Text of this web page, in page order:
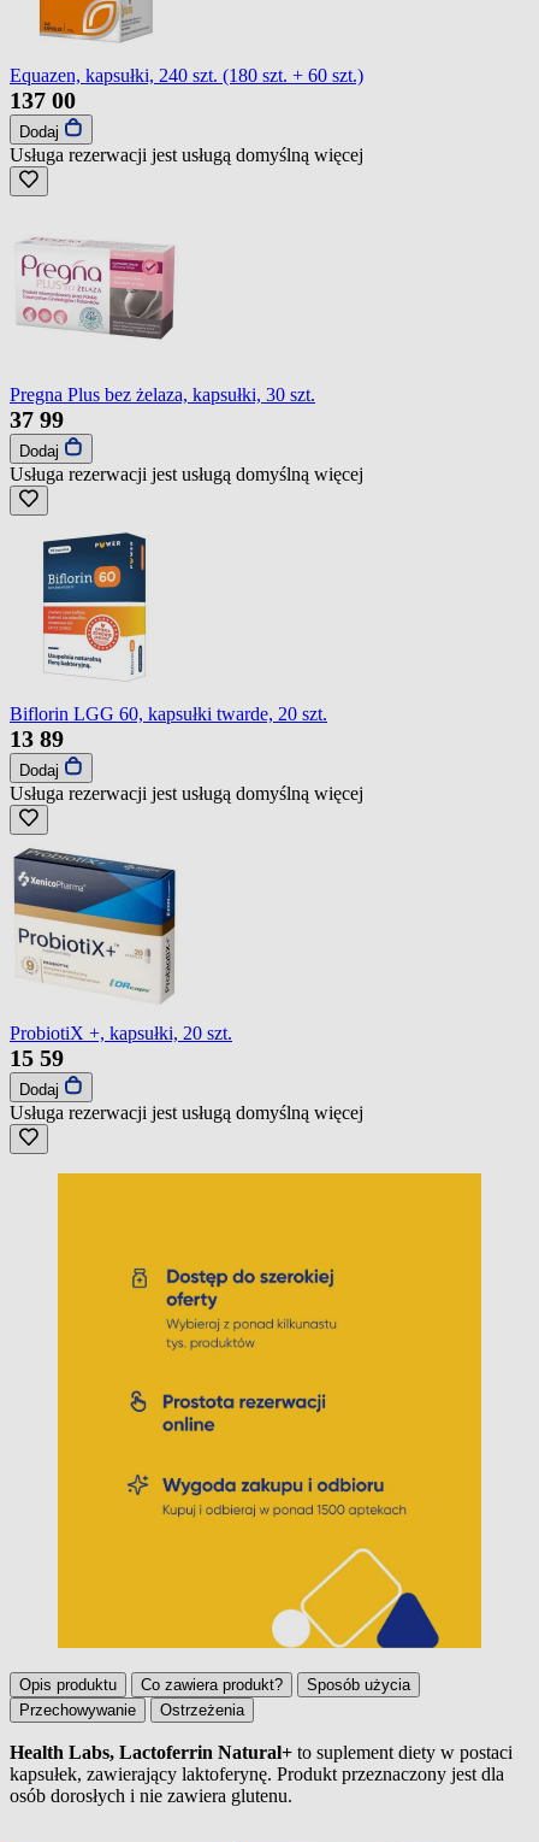
Equazen, kapsułki, 240 szt. (180 szt. + 60 szt.)
137 00
Dodaj
Usługa rezerwacji jest usługą domyślną więcej
Pregna Plus bez żelaza, kapsułki, 30 szt.
37 99
Dodaj
Usługa rezerwacji jest usługą domyślną więcej
Biflorin LGG 60, kapsułki twarde, 20 szt.
13 89
Dodaj
Usługa rezerwacji jest usługą domyślną więcej
ProbiotiX +, kapsułki, 20 szt.
15 59
Dodaj
Usługa rezerwacji jest usługą domyślną więcej
Opis produktu Co zawiera produkt?
Sposób użycia
Przechowywanie
Ostrzeżenia
Opis produktu
Health Labs, Lactoferrin Natural+ to suplement diety w postaci
kapsułek, zawierający laktoferynę. Produkt przeznaczony jest dla
osób dorosłych i nie zawiera glutenu.